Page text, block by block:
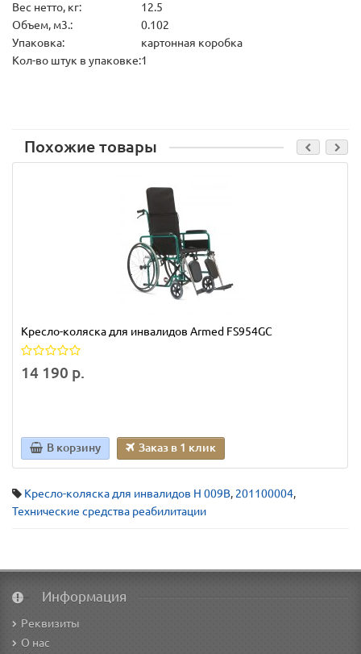
Вес нетто, кг:
12.5
Объем, м3.:
0.102
Упаковка:
картонная коробка
Кол-во штук в упаковке:1
Похожие товары
Кресло-коляска для инвалидов Armed FS954GC
14 190 р.
В корзину Заказ в 1 клик
Кресло-коляска для инвалидов H 009B, 201100004,
Технические средства реабилитации
Информация
Реквизиты
О нас